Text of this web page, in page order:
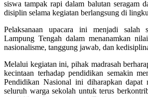
siswa tampak rapi dalam balutan seragam
disiplin selama kegiatan berlangsung di
Pelaksanaan upacara ini menjadi
Lampung Tengah dalam menanamkan
nasionalisme, tanggung jawab, dan
Melalui kegiatan ini, pihak madrasah
kecintaan terhadap pendidikan semakin
Pendidikan Nasional ini diharapkan dapat
seluruh warga sekolah untuk terus